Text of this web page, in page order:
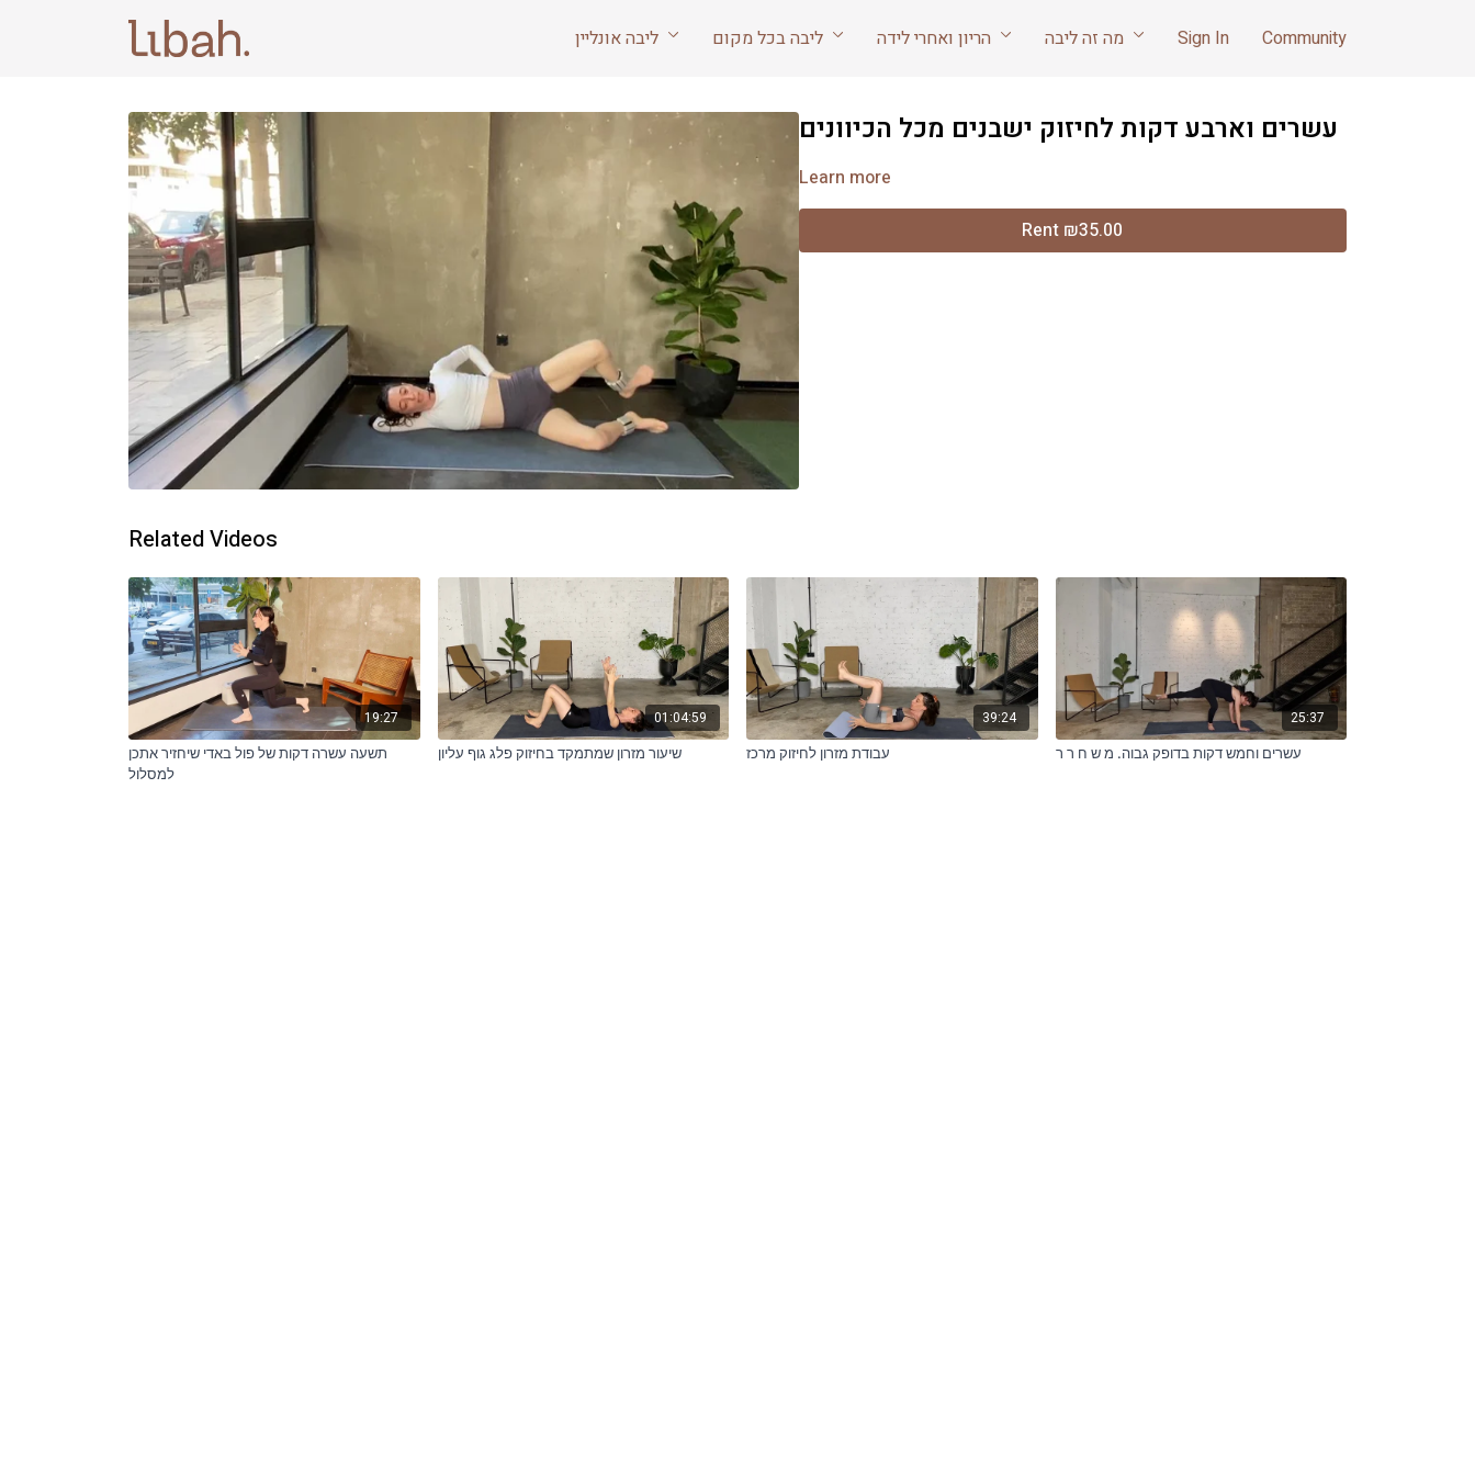
Sign In Community
עשרים וארבע דקות לחיזוק ישבנים מכל הכיוונים
Learn more
Rent ₪35.00
Related Videos
19:27
תשעה עשרה דקות של פול באדי שיחזיר אתכן
למסלול
01:04:59
שיעור מזרון שמתמקד בחיזוק פלג גוף עליון
39:24
עבודת מזרון לחיזוק מרכז
25:37
עשרים וחמש דקות בדופק גבוה. מ ש ח ר ר